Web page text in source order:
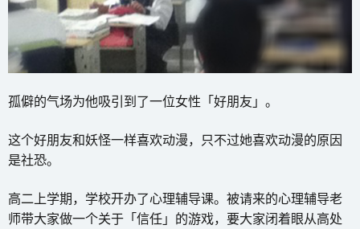
孤僻的气场为他吸引到了一位女性「好朋友」。
这个好朋友和妖怪一样喜欢动漫，只不过她喜欢动漫的原因
是社恐。
高二上学期，学校开办了心理辅导课。被请来的心理辅导老
师带大家做一个关于「信任」的游戏，要大家闭着眼从高处